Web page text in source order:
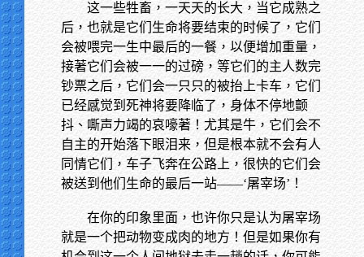
这一些牲畜，一天天的长大，当它成熟之
后，也就是它们生命将要结束的时候了，它们
会被喂完一生中最后的一餐，以便增加重量，
接著它们会被一一的过磅，等它们的主人数完
钞票之后，它们会一只只的被抬上卡车，它们
已经感觉到死神将要降临了，身体不停地颤
抖、嘶声力竭的哀嚎著！尤其是牛，它们会不
自主的开始落下眼泪来，但是根本就不会有人
同情它们，车子飞奔在公路上，很快的它们会
被送到他们生命的最后一站——‘屠宰场’！
在你的印象里面，也许你只是认为屠宰场
就是一个把动物变成肉的地方！但是如果你有